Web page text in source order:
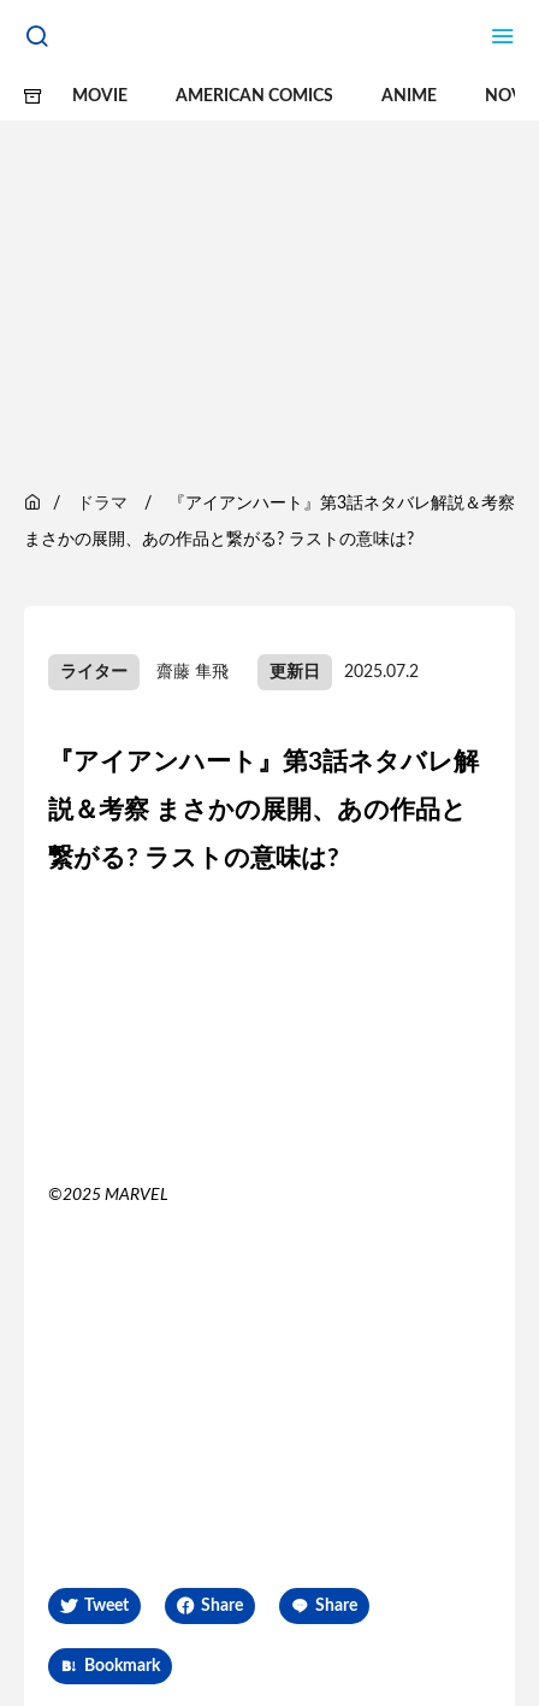
MOVIE AMERICAN COMICS ANIME
ドラマ 『アイアンハート』第3話ネタバレ解説＆考察
まさかの展開、あの作品と繋がる? ラストの意味は?
ライター 齋藤 隼飛 更新日 2025.07.2
『アイアンハート』第3話ネタバレ解
説＆考察 まさかの展開、あの作品と
繋がる? ラストの意味は?
©2025 MARVEL
Tweet Share Share
Bookmark